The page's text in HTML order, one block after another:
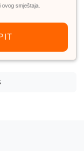
smještaja.